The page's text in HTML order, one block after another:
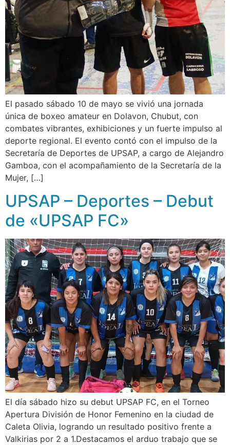
El pasado sábado 10 de mayo se vivió una jornada
única de boxeo amateur en Dolavon, Chubut, con
combates vibrantes, exhibiciones y un fuerte impulso al
deporte regional. El evento contó con el impulso de la
Secretaría de Deportes de UPSAP, a cargo de Alejandro
Gamboa, con el acompañamiento de la Secretaría de la
Mujer, […]
UPSAP – Deportes – Debut
de «UPSAP FC»
El día sábado hizo su debut UPSAP FC, en el Torneo
Apertura División de Honor Femenino en la ciudad de
Caleta Olivia, logrando un resultado positivo frente a
Valkirias por 2 a 1.Destacamos el arduo trabajo que se